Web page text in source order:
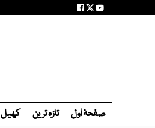
صفحۂ اول تازہ ترین کھیل